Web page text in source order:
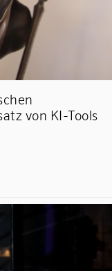
von KI-Tools